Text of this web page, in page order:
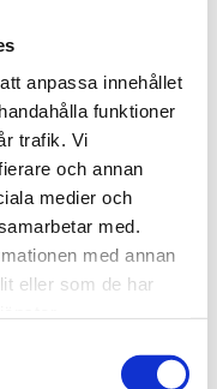
anpassa innehållet
funktioner
trafik. Vi
och annan
medier och
med.
med annan
eller som de har